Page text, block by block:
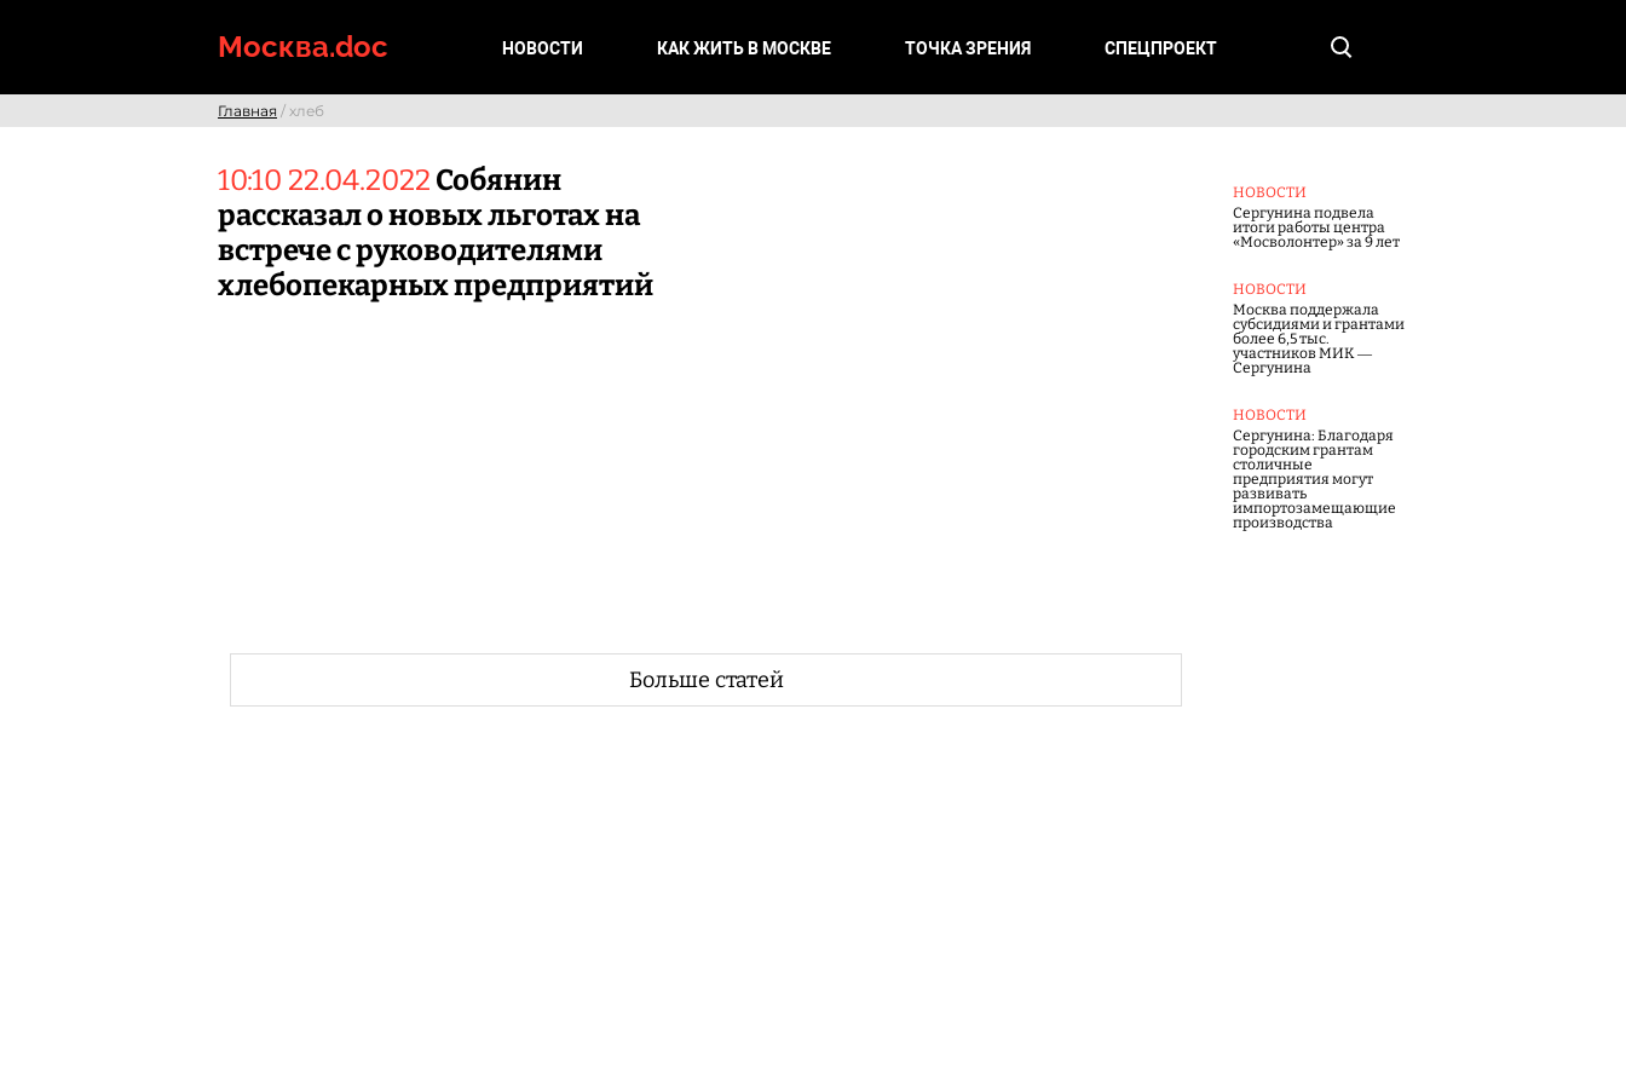
Москва.doc НОВОСТИ КАК ЖИТЬ В МОСКВЕ ТОЧКА ЗРЕНИЯ СПЕЦПРОЕКТ
Главная / хлеб
10:10 22.04.2022 Собянин
рассказал о новых льготах на
встрече с руководителями
хлебопекарных предприятий
НОВОСТИ
Сергунина подвела
итоги работы центра
«Мосволонтер» за 9 лет
НОВОСТИ
Москва поддержала
субсидиями и грантами
более 6,5 тыс.
участников МИК —
Сергунина
НОВОСТИ
Сергунина: Благодаря
городским грантам
столичные
предприятия могут
развивать
импортозамещающие
производства
Больше статей